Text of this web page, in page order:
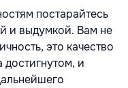
постарайтесь
и выдумкой. Вам не
это качество
достигнутом, и